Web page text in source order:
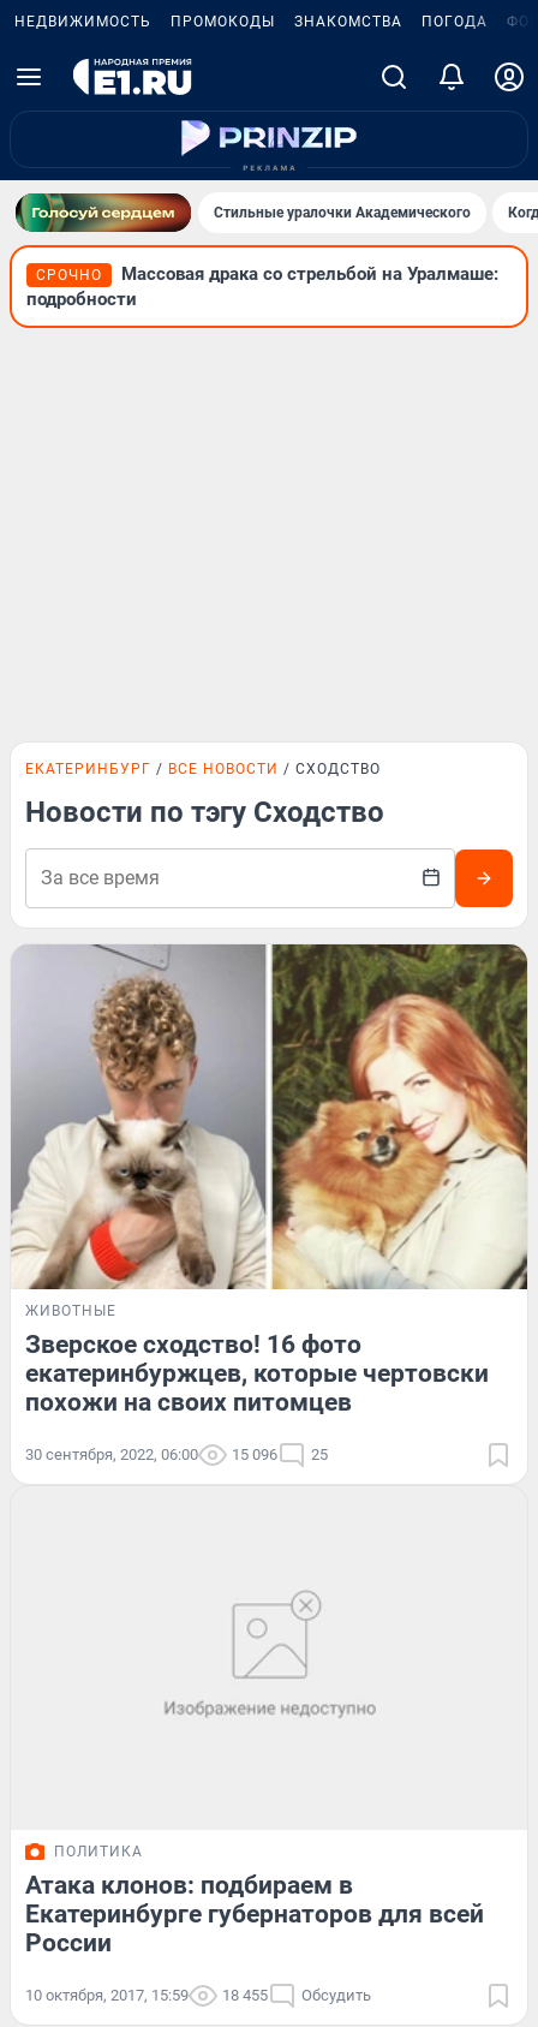
НЕДВИЖИМОСТЬ ПРОМОКОДЫ ЗНАКОМСТВА ПОГОДА
Стильные уралочки Академического
СРОЧНО
Массовая драка со стрельбой на Уралмаше:
подробности
ЕКАТЕРИНБУРГ ВСЕ НОВОСТИ СХОДСТВО
Новости по тэгу Сходство
ЖИВОТНЫЕ
Зверское сходство! 16 фото
екатеринбуржцев, которые чертовски
похожи на своих питомцев
30 сентября, 2022, 06:00 15 096 25
ПОЛИТИКА
Атака клонов: подбираем в
Екатеринбурге губернаторов для всей
России
10 октября, 2017, 15:59 18 455 Обсудить